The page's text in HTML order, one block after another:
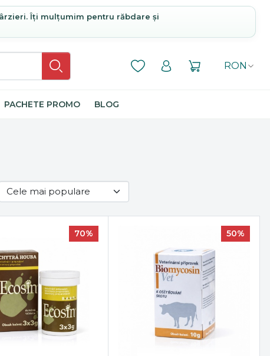
Îți mulțumim pentru răbdare și
RON
PACHETE PROMO BLOG
70% 50%